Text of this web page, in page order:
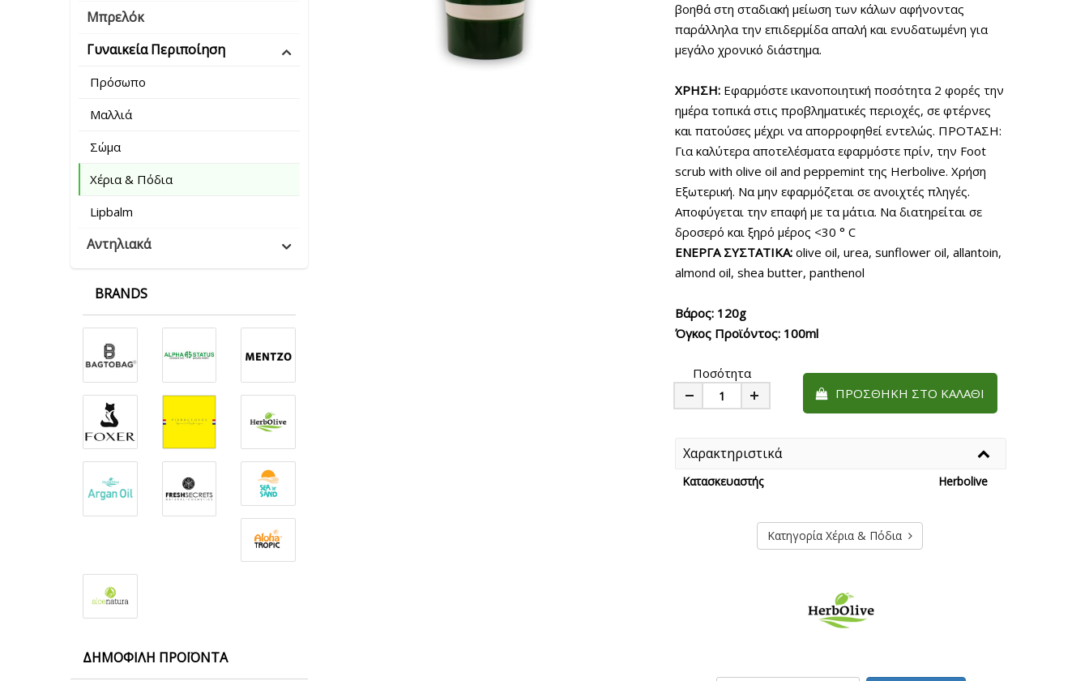
Μπρελόκ
Γυναικεία Περιποίηση
Πρόσωπο
Μαλλιά
Σώμα
Χέρια & Πόδια
Lipbalm
Αντηλιακά
BRANDS
ΔΗΜΟΦΙΛΉ ΠΡΟΪΌΝΤΑ
βοηθά στη σταδιακή μείωση των κάλων αφήνοντας
παράλληλα την επιδερμίδα απαλή και ενυδατωμένη για
μεγάλο χρονικό διάστημα.
ΧΡΗΣΗ: Εφαρμόστε ικανοποιητική ποσότητα 2 φορές την
ημέρα τοπικά στις προβληματικές περιοχές, σε φτέρνες
και πατούσες μέχρι να απορροφηθεί εντελώς. ΠΡΟΤΑΣΗ:
Για καλύτερα αποτελέσματα εφαρμόστε πρίν, την Foot
scrub with olive oil and peppemint της Herbolive. Χρήση
Εξωτερική. Να μην εφαρμόζεται σε ανοιχτές πληγές.
Αποφύγεται την επαφή με τα μάτια. Να διατηρείται σε
δροσερό και ξηρό μέρος <30 ° C
ΕΝΕΡΓΑ ΣΥΣΤΑΤΙΚΑ: olive oil, urea, sunflower oil, allantoin,
almond oil, shea butter, panthenol
Βάρος: 120g
Όγκος Προϊόντος: 100ml
Ποσότητα
Plus
ΠΡΟΣΘΉΚΗ ΣΤΟ ΚΑΛΆΘΙ
Χαρακτηριστικά
Κατασκευαστής Herbolive
Κατηγορία Χέρια & Πόδια